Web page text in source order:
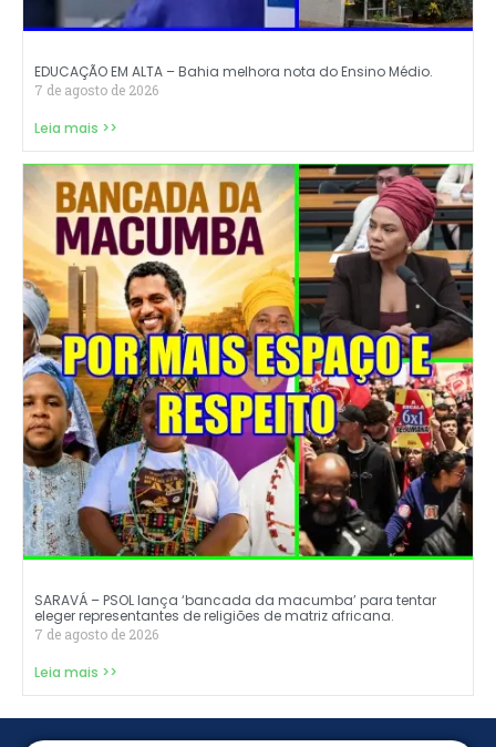
EDUCAÇÃO EM ALTA – Bahia melhora nota do Ensino Médio.
7 de agosto de 2026
Leia mais >>
SARAVÁ – PSOL lança ‘bancada da macumba’ para tentar
eleger representantes de religiões de matriz africana.
7 de agosto de 2026
Leia mais >>